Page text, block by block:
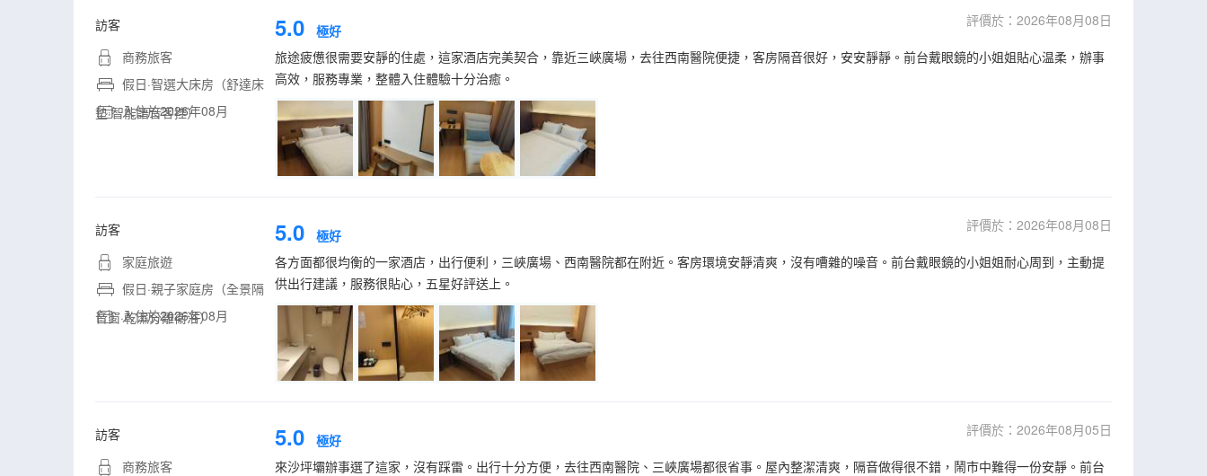
訪客
商務旅客
假日·智選大床房（舒達床
墊·智能語音客控）
入住於2026年08月
5.0 極好
評價於：2026年08月08日
旅途疲憊很需要安靜的住處，這家酒店完美契合，靠近三峽廣場，去往西南醫院便捷，客房隔音很好，安安靜靜。前台戴眼鏡的小姐姐貼心温柔，辦事
高效，服務專業，整體入住體驗十分治癒。
訪客
家庭旅遊
假日·親子家庭房（全景隔
音窗·乾濕分離衞浴）
入住於2026年08月
5.0 極好
評價於：2026年08月08日
各方面都很均衡的一家酒店，出行便利，三峽廣場、西南醫院都在附近。客房環境安靜清爽，沒有嘈雜的噪音。前台戴眼鏡的小姐姐耐心周到，主動提
供出行建議，服務很貼心，五星好評送上。
訪客
商務旅客
5.0 極好
評價於：2026年08月05日
來沙坪壩辦事選了這家，沒有踩雷。出行十分方便，去往西南醫院、三峽廣場都很省事。屋內整潔清爽，隔音做得很不錯，鬧市中難得一份安靜。前台